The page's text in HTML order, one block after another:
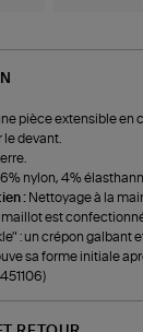
pièce extensible en
devant.
nylon, 4%
: Nettoyage à la
maillot est
: un crépon galbant
sa forme initiale